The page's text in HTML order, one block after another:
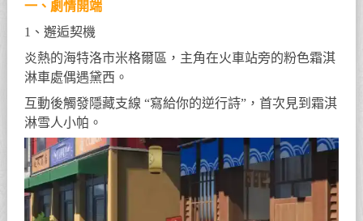
一、劇情開端
1、邂逅契機
炎熱的海特洛市米格爾區，主角在火車站旁的粉色霜淇
淋車處偶遇黛西。
互動後觸發隱藏支線 “寫給你的逆行詩”，首次見到霜淇
淋雪人小帕。